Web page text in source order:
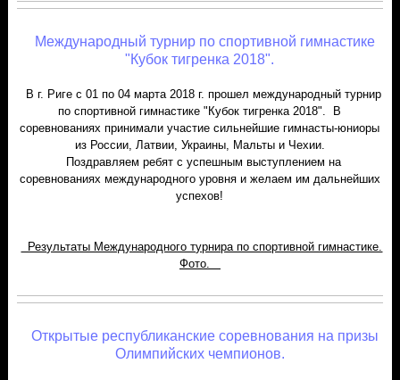
Международный турнир по спортивной гимнастике
"Кубок тигренка 2018".
В г. Риге с 01 по 04 марта 2018 г. прошел международный турнир
по спортивной гимнастике "Кубок тигренка 2018". В
соревнованиях принимали участие сильнейшие гимнасты-юниоры
из России, Латвии, Украины, Мальты и Чехии.
Поздравляем ребят с успешным выступлением на
соревнованиях международного уровня и желаем им дальнейших
успехов!
Результаты Международного турнира по спортивной гимнастике.
Фото.
Открытые республиканские соревнования на призы
Олимпийских чемпионов.